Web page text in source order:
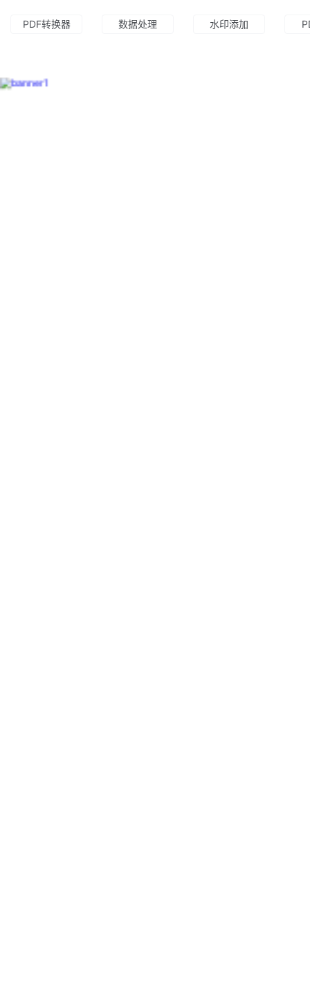
PDF转换器 数据处理 水印添加